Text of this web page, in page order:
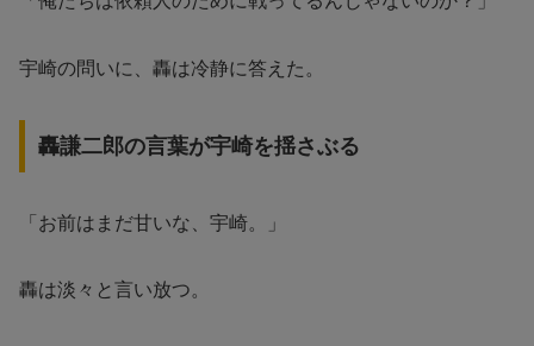
宇崎の問いに、轟は冷静に答えた。
轟謙二郎の言葉が宇崎を揺さぶる
「お前はまだ甘いな、宇崎。」
轟は淡々と言い放つ。